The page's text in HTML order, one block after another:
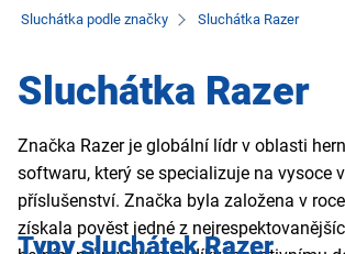
Sluchátka podle značky
Sluchátka Razer
Sluchátka Razer
Značka Razer je globální lídr v oblasti
softwaru, který se specializuje na vysoce
příslušenství. Značka byla založena v
získala pověst jedné z
Typy sluchátek Razer